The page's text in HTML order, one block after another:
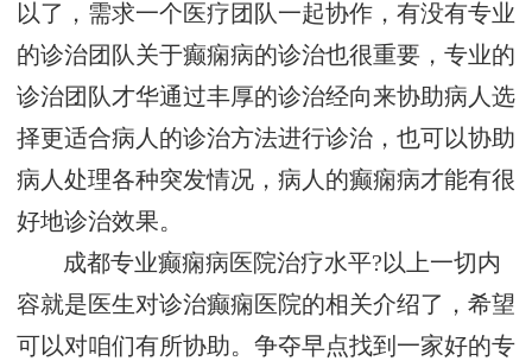
以了，需求一个医疗团队一起协作，有没有专业
的诊治团队关于癫痫病的诊治也很重要，专业的
诊治团队才华通过丰厚的诊治经向来协助病人选
择更适合病人的诊治方法进行诊治，也可以协助
病人处理各种突发情况，病人的癫痫病才能有很
好地诊治效果。
成都专业癫痫病医院治疗水平?以上一切内
容就是医生对诊治癫痫医院的相关介绍了，希望
可以对咱们有所协助。争夺早点找到一家好的专